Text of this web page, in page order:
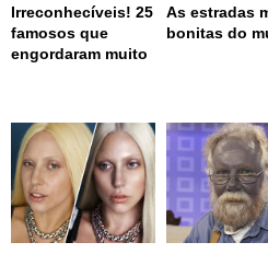
Irreconhecíveis! 25
famosos que
engordaram muito
As estradas
bonitas do